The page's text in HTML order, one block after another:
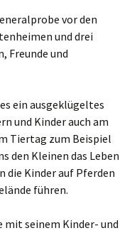
vor den
und drei
Freunde und
ein ausgeklügeltes
und Kinder auch am
Tiertag zum Beispiel
den Kleinen das Leben
die Kinder auf Pferden
führen.
mit seinem Kinder- und